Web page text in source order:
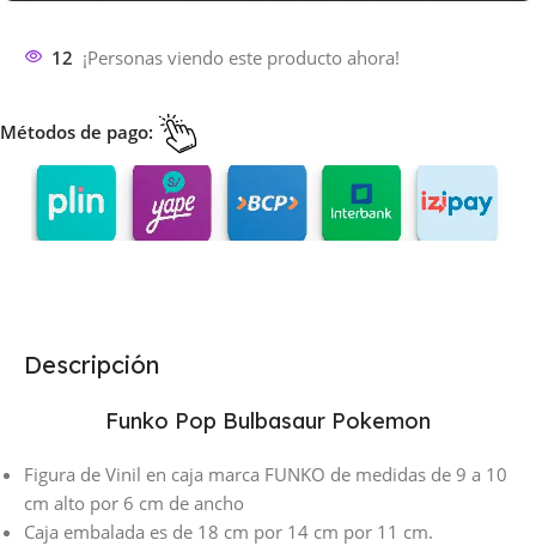
12 ¡Personas viendo este producto ahora!
Métodos de pago:
Descripción
Funko Pop Bulbasaur Pokemon
Figura de Vinil en caja marca FUNKO de medidas de 9 a 10
cm alto por 6 cm de ancho
Caja embalada es de 18 cm por 14 cm por 11 cm.